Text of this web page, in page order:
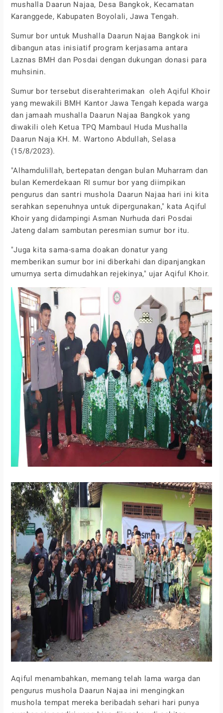
mushalla Daarun Najaa, Desa Bangkok, Kecamatan
Karanggede, Kabupaten Boyolali, Jawa Tengah.
Sumur bor untuk Mushalla Daarun Najaa Bangkok ini
dibangun atas inisiatif program kerjasama antara
Laznas BMH dan Posdai dengan dukungan donasi para
muhsinin.
Sumur bor tersebut diserahterimakan oleh Aqiful Khoir
yang mewakili BMH Kantor Jawa Tengah kepada warga
dan jamaah mushalla Daarun Najaa Bangkok yang
diwakili oleh Ketua TPQ Mambaul Huda Mushalla
Daarun Naja KH. M. Wartono Abdullah, Selasa
(15/8/2023).
"Alhamdulillah, bertepatan dengan bulan Muharram dan
bulan Kemerdekaan RI sumur bor yang diimpikan
pengurus dan santri mushola Daarun Najaa hari ini kita
serahkan sepenuhnya untuk dipergunakan," kata Aqiful
Khoir yang didampingi Asman Nurhuda dari Posdai
Jateng dalam sambutan peresmian sumur bor itu.
"Juga kita sama-sama doakan donatur yang
memberikan sumur bor ini diberkahi dan dipanjangkan
umurnya serta dimudahkan rejekinya," ujar Aqiful Khoir.
Aqiful menambahkan, memang telah lama warga dan
pengurus mushola Daarun Najaa ini mengingkan
mushola tempat mereka beribadah sehari hari punya